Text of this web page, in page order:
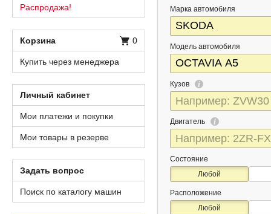
Марка автомобиля
Модель автомобиля
Кузов
Двигатель
Состояние
Любой
Расположение
Любой
Распродажа!
Корзина 0
Купить через менеджера
Личный кабинет
Мои платежи и покупки
Мои товары в резерве
Задать вопрос
Поиск по каталогу машин